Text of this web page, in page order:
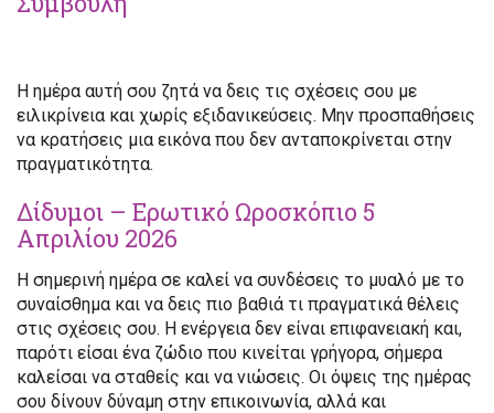
Η ημέρα αυτή σου ζητά να δεις τις σχέσεις σου με
ειλικρίνεια και χωρίς εξιδανικεύσεις. Μην προσπαθήσεις
να κρατήσεις μια εικόνα που δεν ανταποκρίνεται στην
πραγματικότητα.
Δίδυμοι – Ερωτικό Ωροσκόπιο 5
Απριλίου 2026
Η σημερινή ημέρα σε καλεί να συνδέσεις το μυαλό με το
συναίσθημα και να δεις πιο βαθιά τι πραγματικά θέλεις
στις σχέσεις σου. Η ενέργεια δεν είναι επιφανειακή και,
παρότι είσαι ένα ζώδιο που κινείται γρήγορα, σήμερα
καλείσαι να σταθείς και να νιώσεις. Οι όψεις της ημέρας
σου δίνουν δύναμη στην επικοινωνία, αλλά και